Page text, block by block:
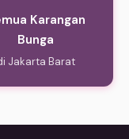
Karangan
Bunga
Jakarta Barat